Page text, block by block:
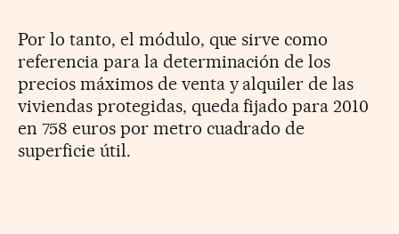
Por lo tanto, el módulo, que sirve como
referencia para la determinación de los
precios máximos de venta y alquiler de las
viviendas protegidas, queda fijado para 2010
en 758 euros por metro cuadrado de
superficie útil.